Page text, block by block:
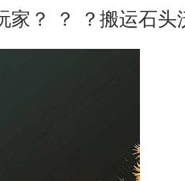
家？ ？ ？搬运石头